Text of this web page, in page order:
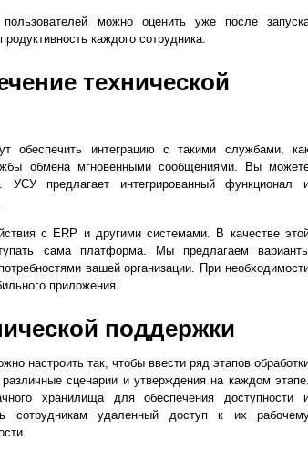
пользователей можно оценить уже после
каждого сотрудника.
технической
обеспечить интеграцию с такими службами,
обмена мгновенными сообщениями. Вы
предлагает интегрированный функционал
с ERP и другими системами. В качестве
сама платформа. Мы предлагаем
вашей организации. При
приложения.
поддержки
настроить так, чтобы ввести ряд этапов
сценарии и утверждения на каждом этапе.
хранилища для обеспечения доступности
сотрудникам удаленный доступ к их